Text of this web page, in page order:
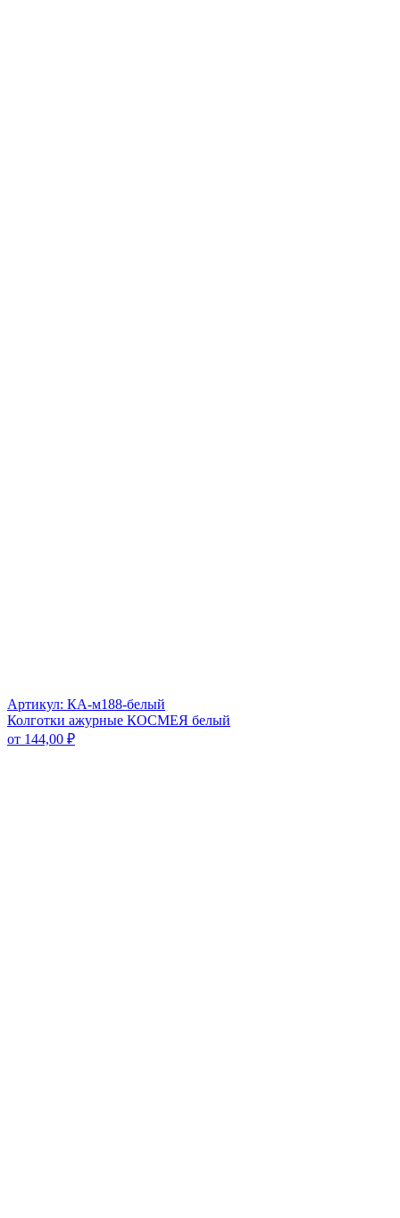
Артикул: КА-м188-белый
Колготки ажурные КОСМЕЯ белый
от 144,00 ₽